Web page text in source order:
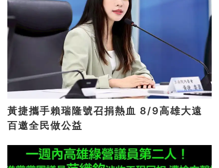
黃捷攜手賴瑞隆號召捐熱血 8/9高雄大遠
百邀全民做公益